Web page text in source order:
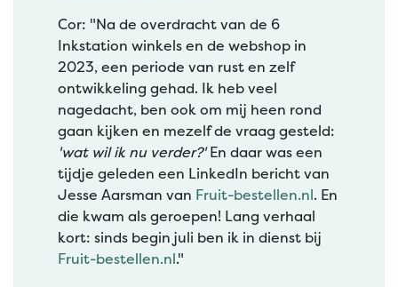
Cor: "Na de overdracht van de 6
Inkstation winkels en de webshop in
2023, een periode van rust en zelf
ontwikkeling gehad. Ik heb veel
nagedacht, ben ook om mij heen rond
gaan kijken en mezelf de vraag gesteld:
'wat wil ik nu verder?' En daar was een
tijdje geleden een LinkedIn bericht van
Jesse Aarsman van Fruit-bestellen.nl . En
die kwam als geroepen! Lang verhaal
kort: sinds begin juli ben ik in dienst bij
Fruit-bestellen.nl ."